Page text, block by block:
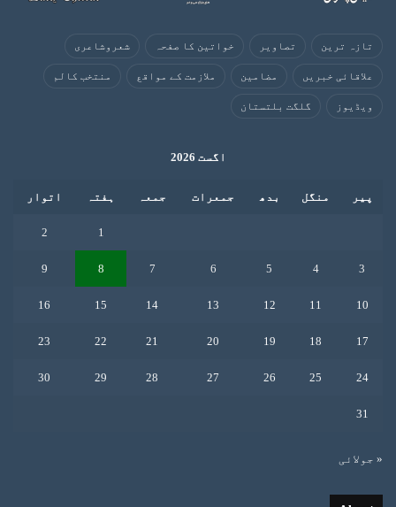
تازہ ترین تصاویر خواتین کا صفحہ شعروشاعری
علاقائی خبریں مضامین ملازمت کے مواقع منتخب کالم
ویڈیوز گلگت بلتستان
اگست 2026
پیر منگل بدھ جمعرات جمعہ ہفتہ اتوار
1
2
3
4
5
6
7
8
9
10
11
12
13
14
15
16
17
18
19
20
21
22
23
24
25
26
27
28
29
30
31
« جولائی